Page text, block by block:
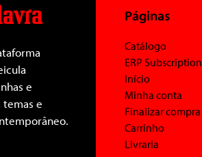
e
e
Páginas
Catálogo
ERP Subscription
Início
Minha conta
Finalizar compra
Carrinho
Livraria